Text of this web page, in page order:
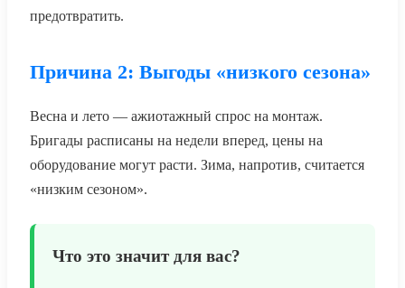
предотвратить.
Причина 2: Выгоды «низкого сезона»
Весна и лето — ажиотажный спрос на монтаж.
Бригады расписаны на недели вперед, цены на
оборудование могут расти. Зима, напротив, считается
«низким сезоном».
Что это значит для вас?